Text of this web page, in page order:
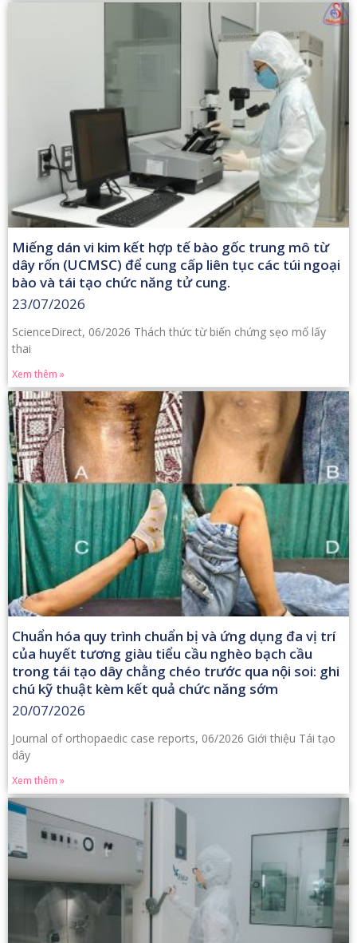
Miếng dán vi kim kết hợp tế bào gốc trung mô từ
dây rốn (UCMSC) để cung cấp liên tục các túi ngoại
bào và tái tạo chức năng tử cung.
23/07/2026
ScienceDirect, 06/2026 Thách thức từ biến chứng sẹo mổ lấy
thai
Xem thêm »
Chuẩn hóa quy trình chuẩn bị và ứng dụng đa vị trí
của huyết tương giàu tiểu cầu nghèo bạch cầu
trong tái tạo dây chằng chéo trước qua nội soi: ghi
chú kỹ thuật kèm kết quả chức năng sớm
20/07/2026
Journal of orthopaedic case reports, 06/2026 Giới thiệu Tái tạo
dây
Xem thêm »